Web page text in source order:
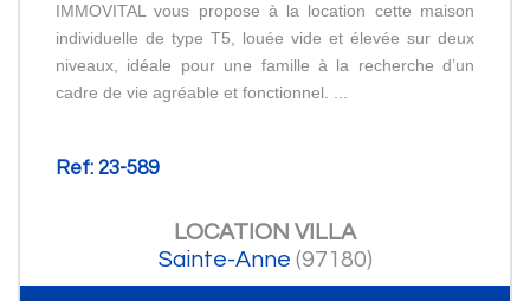
IMMOVITAL vous propose à la location cette maison
individuelle de type T5, louée vide et élevée sur deux
niveaux, idéale pour une famille à la recherche d’un
cadre de vie agréable et fonctionnel. ...
Ref: 23-589
LOCATION VILLA
Sainte-Anne (97180)